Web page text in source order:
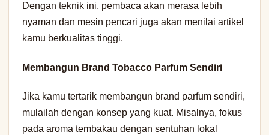
Dengan teknik ini, pembaca akan merasa lebih
nyaman dan mesin pencari juga akan menilai artikel
kamu berkualitas tinggi.
Membangun Brand Tobacco Parfum Sendiri
Jika kamu tertarik membangun brand parfum sendiri,
mulailah dengan konsep yang kuat. Misalnya, fokus
pada aroma tembakau dengan sentuhan lokal